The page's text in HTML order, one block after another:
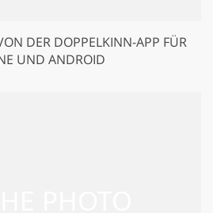
DER DOPPELKINN-APP FÜR
UND ANDROID